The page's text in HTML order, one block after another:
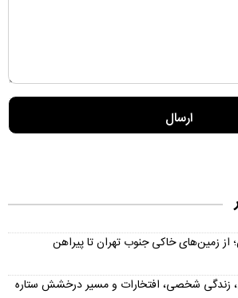
از زمین‌های خاکی جنوب تهران تا پیراهن
زندگی شخصی، افتخارات و مسیر درخشش ستاره